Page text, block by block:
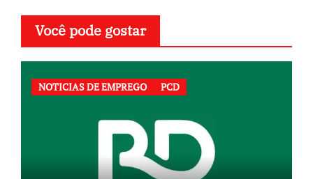
Você pode gostar
NOTICIAS DE EMPREGO PCD